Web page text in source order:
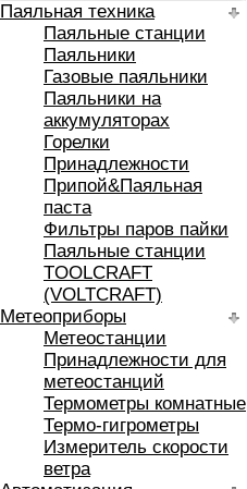
Паяльная техника
Паяльные станции
Паяльники
Газовые паяльники
Паяльники на
аккумуляторах
Горелки
Принадлежности
Припой&Паяльная
паста
Фильтры паров пайки
Паяльные станции
TOOLCRAFT
(VOLTCRAFT)
Метеоприборы
Метеостанции
Принадлежности для
метеостанций
Термометры комнатные
Термо-гигрометры
Измеритель скорости
ветра